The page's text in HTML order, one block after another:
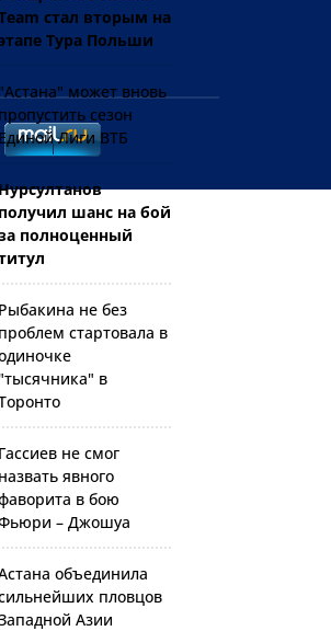
стал вторым на
Тура Польши
может вновь
пропустить сезон
Единой Лиги ВТБ
получил шанс на бой
полноценный
Рыбакина не без
проблем стартовала в
"тысячника" в
Гассиев не смог
назвать явного
в бою
– Джошуа
объединила
пловцов
Азии